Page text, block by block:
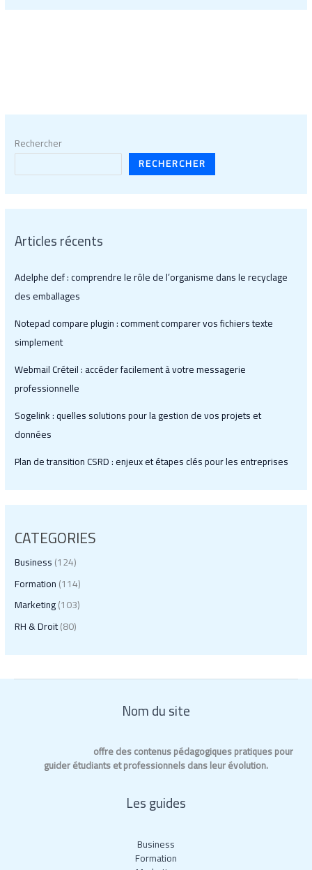
Rechercher
RECHERCHER
Articles récents
Adelphe def : comprendre le rôle de l’organisme dans le recyclage
des emballages
Notepad compare plugin : comment comparer vos fichiers texte
simplement
Webmail Créteil : accéder facilement à votre messagerie
professionnelle
Sogelink : quelles solutions pour la gestion de vos projets et
données
Plan de transition CSRD : enjeux et étapes clés pour les entreprises
CATEGORIES
Business(124)
Formation(114)
Marketing(103)
RH & Droit(80)
Nom du site
offre des contenus pédagogiques pratiques pour
guider étudiants et professionnels dans leur évolution.
Les guides
Business
Formation